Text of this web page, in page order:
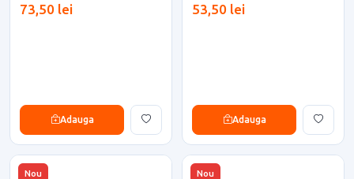
eficiente
73,50 lei
Adauga
eficiente
53,50 lei
Adauga
Nou Nou